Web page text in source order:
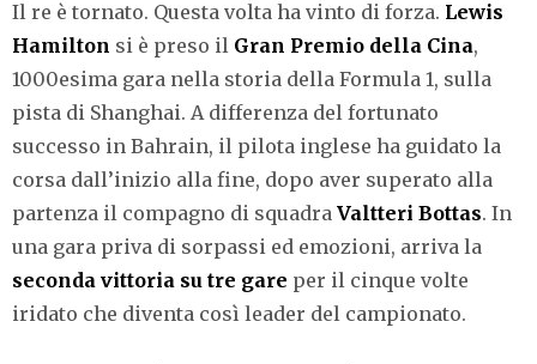
Il re è tornato. Questa volta ha vinto di forza. Lewis
Hamilton si è preso il Gran Premio della Cina,
1000esima gara nella storia della Formula 1, sulla
pista di Shanghai. A differenza del fortunato
successo in Bahrain, il pilota inglese ha guidato la
corsa dall’inizio alla fine, dopo aver superato alla
partenza il compagno di squadra Valtteri Bottas. In
una gara priva di sorpassi ed emozioni, arriva la
seconda vittoria su tre gare per il cinque volte
iridato che diventa così leader del campionato.